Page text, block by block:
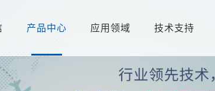
产品中心 应用领域 技术支持